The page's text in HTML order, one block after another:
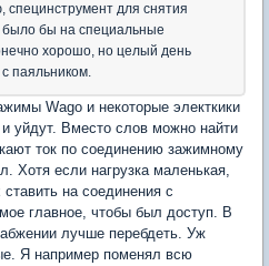
специнструмент для снятия
было бы на специальные
хорошо, но целый день
паяльником.
Wago и некоторые электкики
уйдут. Вместо слов можно найти
ток по соединению зажимному
Хотя если нагрузка маленькая,
на соединения с
главное, чтобы был доступ. В
лучше перебдеть. Уж
Я например поменял всю